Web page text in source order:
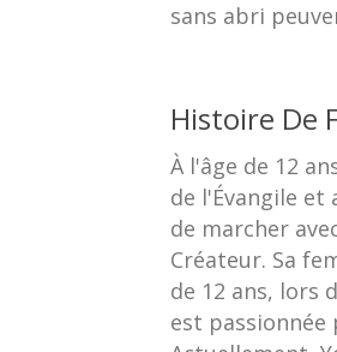
sans abri
Histoire De
À l'âge de 12
de l'Évangile et
de marcher
Créateur. Sa
de 12 ans, lors
est